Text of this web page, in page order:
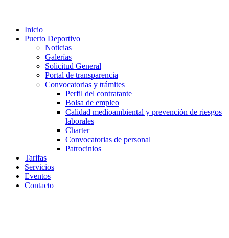
Inicio
Puerto Deportivo
Noticias
Galerías
Solicitud General
Portal de transparencia
Convocatorias y trámites
Perfil del contratante
Bolsa de empleo
Calidad medioambiental y prevención de riesgos
laborales
Charter
Convocatorias de personal
Patrocinios
Tarifas
Servicios
Eventos
Contacto